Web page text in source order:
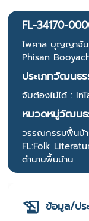
FL-34170-
ไพศาล บุญญาจั
Phisan
ประเภทวัฒนธ
จับต้องไม่ได้ :
หมวดหมู่วัฒนธ
วรรณกรรมพื้นบ้
FL:Folk
ตำนานพื้นบ้าน
ข้อมูล/ปร